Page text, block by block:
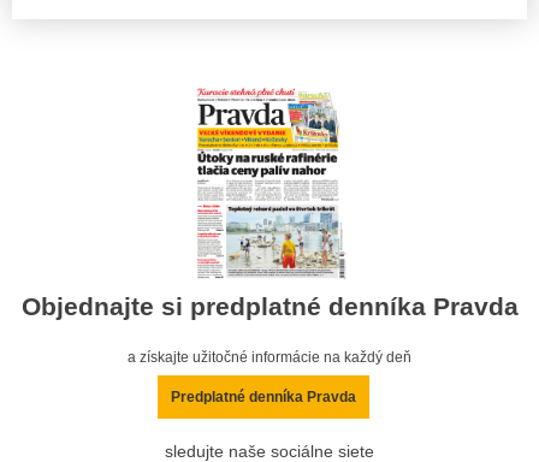
Objednajte si predplatné denníka Pravda
a získajte užitočné informácie na každý deň
Predplatné denníka Pravda
sledujte naše sociálne siete